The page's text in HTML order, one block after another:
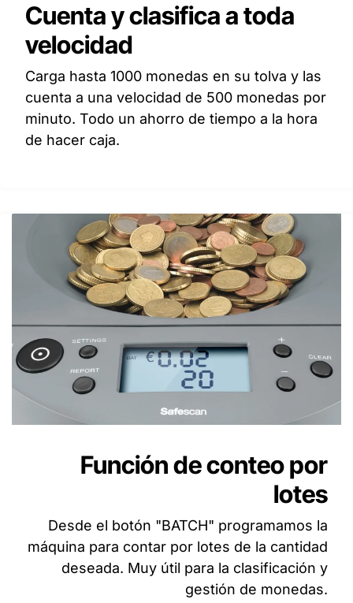
Cuenta y clasifica a toda
velocidad
Carga hasta 1000 monedas en su tolva y las
cuenta a una velocidad de 500 monedas por
minuto. Todo un ahorro de tiempo a la hora
de hacer caja.
Función de conteo por
lotes
Desde el botón "BATCH" programamos la
máquina para contar por lotes de la cantidad
deseada. Muy útil para la clasificación y
gestión de monedas.